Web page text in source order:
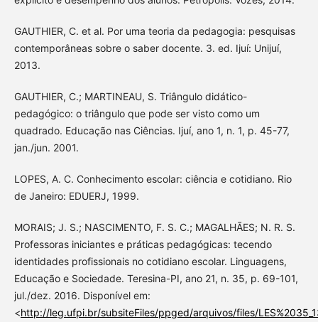
GAUTHIER, C. et al. Por uma teoria da pedagogia: pesquisas
contemporâneas sobre o saber docente. 3. ed. Ijuí: Unijuí,
2013.
GAUTHIER, C.; MARTINEAU, S. Triângulo didático-
pedagógico: o triângulo que pode ser visto como um
quadrado. Educação nas Ciências. Ijuí, ano 1, n. 1, p. 45-77,
jan./jun. 2001.
LOPES, A. C. Conhecimento escolar: ciência e cotidiano. Rio
de Janeiro: EDUERJ, 1999.
MORAIS; J. S.; NASCIMENTO, F. S. C.; MAGALHÃES; N. R. S.
Professoras iniciantes e práticas pedagógicas: tecendo
identidades profissionais no cotidiano escolar. Linguagens,
Educação e Sociedade. Teresina-PI, ano 21, n. 35, p. 69-101,
jul./dez. 2016. Disponível em:
<http://leg.ufpi.br/subsiteFiles/ppged/arquivos/files/